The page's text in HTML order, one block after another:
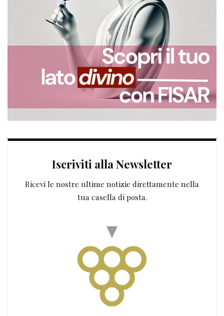
Iscriviti alla Newsletter
Ricevi le nostre ultime notizie direttamente nella
tua casella di posta.